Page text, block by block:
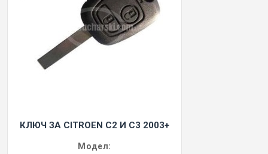
КЛЮЧ ЗА CITROEN C2 И C3 2003+
Модел: